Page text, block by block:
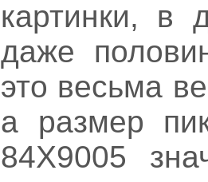
картинки, в
даже
это весьма
а размер
84X9005